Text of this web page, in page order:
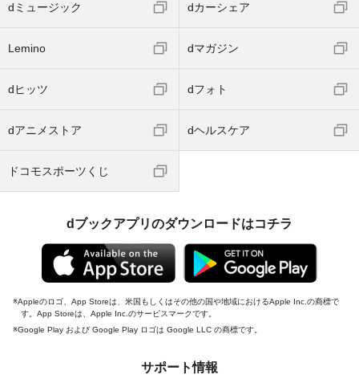
dミュージック dカーシェア
Lemino dマガジン
dヒッツ dフォト
dアニメストア dヘルスケア
ドコモスポーツくじ
dブックアプリのダウンロードはコチラ
Appleのロゴ、App Storeは、米国もしくはその他の国や地域におけるApple Inc.の商標で
す。App Storeは、Apple Inc.のサービスマークです。
Google Play および Google Play ロゴは Google LLC の商標です。
サポート情報